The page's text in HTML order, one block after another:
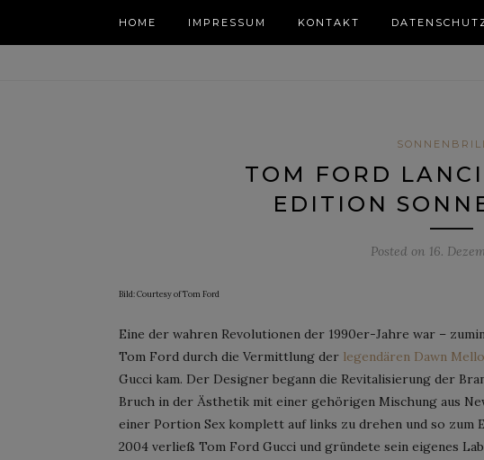
HOME IMPRESSUM KONTAKT
TOM FORD
EDITION
Posted on 16.
Bild: Courtesy of Tom Ford
Eine der wahren Revolutionen der 1990er-Jahre war –
Tom Ford durch die Vermittlung der legendären Dawn Mello
Gucci kam. Der Designer begann die Revitalisierung der
Bruch in der Ästhetik mit einer gehörigen Mischung aus
einer Portion Sex komplett auf links zu drehen und so zum
2004 verließ Tom Ford Gucci und gründete sein eigenes